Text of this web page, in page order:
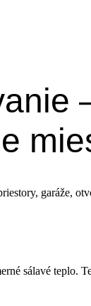
garáže,
sálavé teplo.